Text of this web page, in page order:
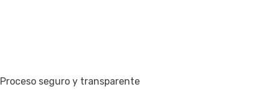
Proceso seguro y transparente